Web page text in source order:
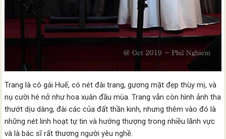
Trang là cô gái Huế, có nét đài trang, gương mặt đẹp thùy mị, và
nụ cười hé nở như hoa xuân đầu mùa. Trang vẫn còn hình ảnh tha
thướt dịu dàng, đài các của đất thần kinh, nhưng thêm vào đó là
những nét linh hoạt tự tin và hướng thượng trong nhiều lãnh vực
và là bác sĩ rất thương người yêu nghề.